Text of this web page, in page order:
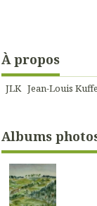
À propos
JLK Jean-Louis
Albums